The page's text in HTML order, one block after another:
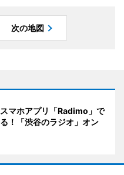
次の地図
マホアプリ「Radimo」で
！「渋谷のラジオ」オン